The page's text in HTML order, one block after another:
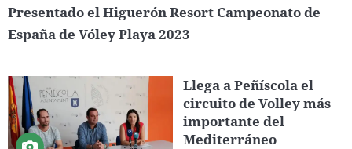
Presentado el Higuerón Resort Campeonato de
España de Vóley Playa 2023
Llega a Peñíscola el
circuito de Volley más
importante del
Mediterráneo